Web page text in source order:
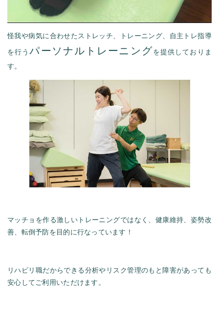
怪我や病気に合わせたストレッチ、トレーニング、自主トレ指導
を行うパーソナルトレーニングを提供しておりま
す。
マッチョを作る激しいトレーニングではなく、健康維持、姿勢改
善、転倒予防を目的に行なっています！
リハビリ職だからできる分析やリスク管理のもと障害があっても
安心してご利用いただけます。